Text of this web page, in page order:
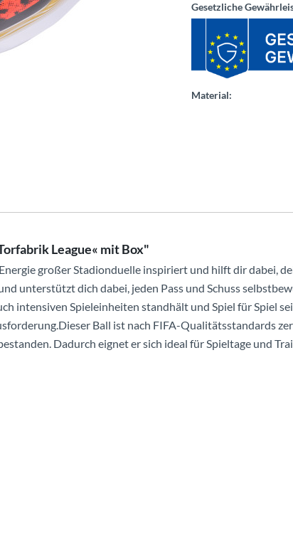
Gesetzliche
Material:
League« mit Box"
großer Stadionduelle inspiriert und hilft dir dabei,
unterstützt dich dabei, jeden Pass und Schuss
intensiven Spieleinheiten standhält und Spiel für Spiel
Ball ist nach FIFA-Qualitätsstandards
Dadurch eignet er sich ideal für Spieltage und